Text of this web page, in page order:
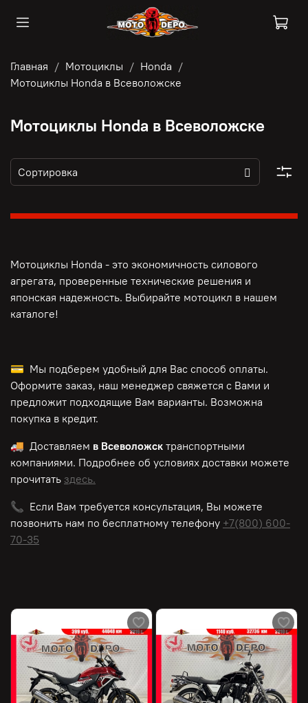
Главная Мотоциклы
Honda
Мотоциклы Honda в Всеволожске
Мотоциклы Honda в Всеволожске
Мотоциклы Honda - это экономичность силового
агрегата, проверенные технические решения и
японская надежность. Выбирайте мотоцикл в нашем
каталоге!
💳 Мы подберем удобный для Вас способ оплаты.
Оформите заказ, наш менеджер свяжется с Вами и
предложит подходящие Вам варианты. Возможна
покупка в кредит.
🚚 Доставляем в Всеволожск транспортными
компаниями. Подробнее об условиях доставки можете
прочитать здесь.
📞 Если Вам требуется консультация, Вы можете
позвонить нам по бесплатному телефону +7(800) 600-
70-35